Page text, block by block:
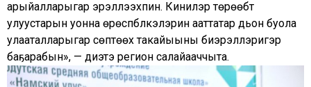
арыйалларыгар эрэллээхпин. Кинилэр төрөөбүт
улуустарын уонна өрөспүүбүлүкэлэрин ааттатар дьон буола
улааталларыгар сөптөөх такайыыны биэрэллэригэр
баҕарабын», — диэтэ регион салайааччыта.